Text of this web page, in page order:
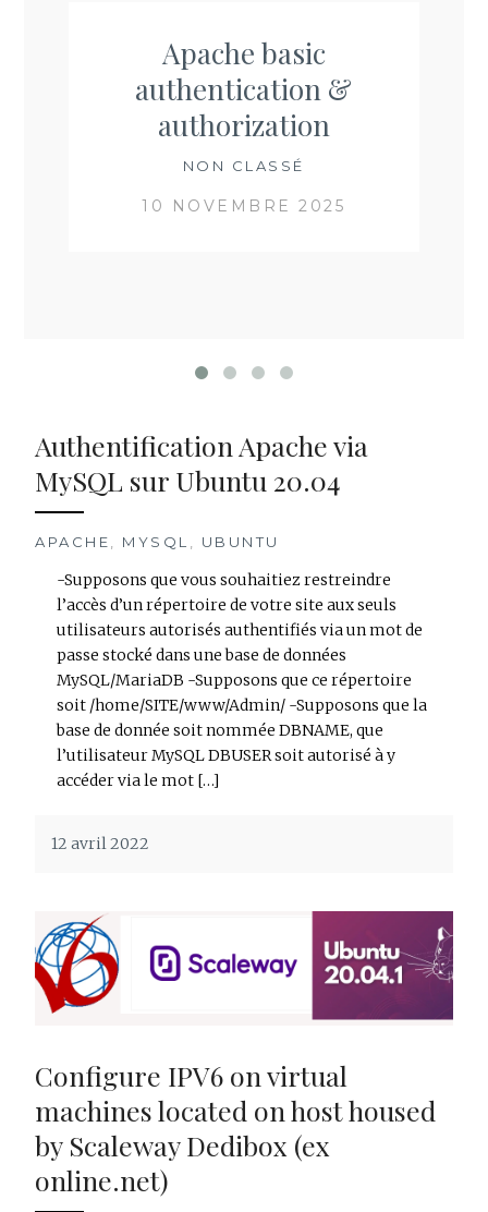
Apache basic
authentication &
authorization
NON CLASSÉ
10 NOVEMBRE 2025
Authentification Apache via
MySQL sur Ubuntu 20.04
APACHE, MYSQL , UBUNTU
-Supposons que vous souhaitiez restreindre
l’accès d’un répertoire de votre site aux seuls
utilisateurs autorisés authentifiés via un mot de
passe stocké dans une base de données
MySQL/MariaDB -Supposons que ce répertoire
soit /home/SITE/www/Admin/ -Supposons que la
base de donnée soit nommée DBNAME, que
l’utilisateur MySQL DBUSER soit autorisé à y
accéder via le mot […]
12 avril 2022
Configure IPV6 on virtual
machines located on host housed
by Scaleway Dedibox (ex
online.net)